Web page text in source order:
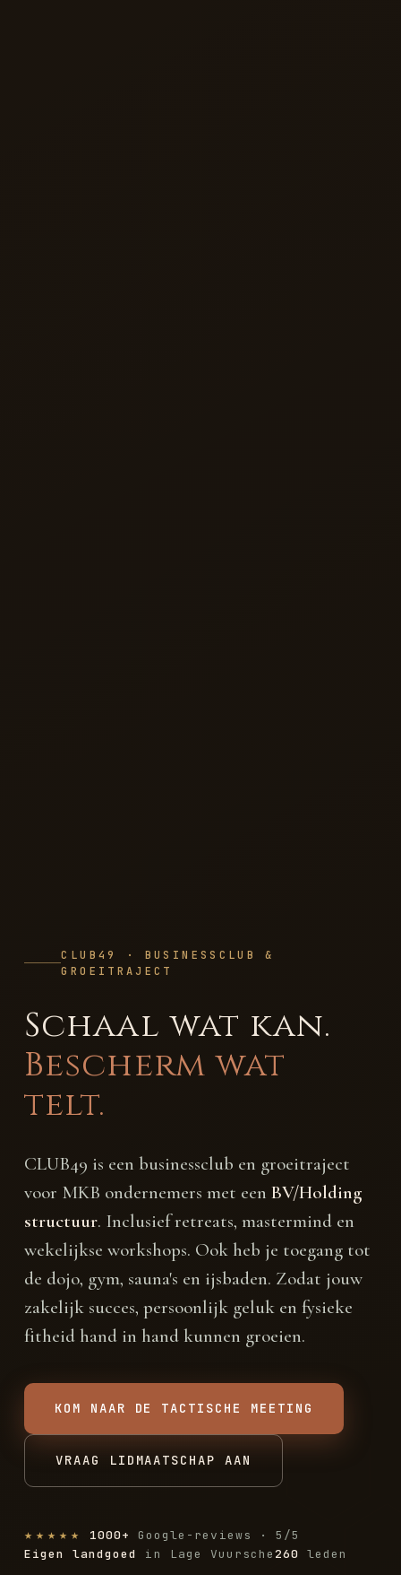
CLUB49 · BUSINESSCLUB &
GROEITRAJECT
Schaal wat kan.
Bescherm wat
telt.
CLUB49 is een businessclub en groeitraject
voor MKB ondernemers met een BV/Holding
structuur. Inclusief retreats, mastermind en
wekelijkse workshops. Ook heb je toegang tot
de dojo, gym, sauna's en ijsbaden. Zodat jouw
zakelijk succes, persoonlijk geluk en fysieke
fitheid hand in hand kunnen groeien.
KOM NAAR DE TACTISCHE MEETING
VRAAG LIDMAATSCHAP AAN
★★★★★ 1000+
Google-reviews · 5/5
Eigen landgoed
in Lage Vuursche260 leden